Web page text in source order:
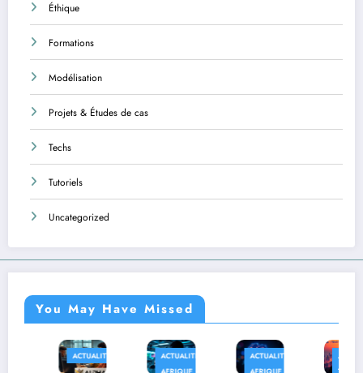
Éthique
Formations
Modélisation
Projets & Études de cas
Techs
Tutoriels
Uncategorized
You May Have Missed
ACTUALITÉS
ACTUALITÉS
AFRIQUE
ACTUALITÉS
AFRIQUE
AFRIQUE
TECHS